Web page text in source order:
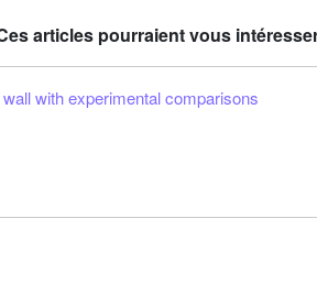
articles pourraient vous
with experimental comparisons